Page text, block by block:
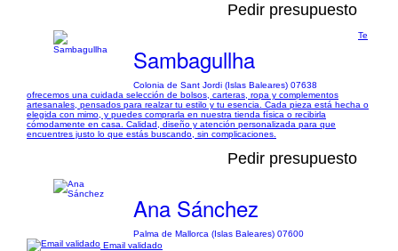
Pedir presupuesto
Sambagullha
Colonia de Sant Jordi (Islas Baleares) 07638
Te
ofrecemos una cuidada selección de bolsos, carteras, ropa y complementos
artesanales, pensados para realzar tu estilo y tu esencia. Cada pieza está hecha o
elegida con mimo, y puedes comprarla en nuestra tienda física o recibirla
cómodamente en casa. Calidad, diseño y atención personalizada para que
encuentres justo lo que estás buscando, sin complicaciones.
Pedir presupuesto
Ana Sánchez
Palma de Mallorca (Islas Baleares) 07600
Email validado